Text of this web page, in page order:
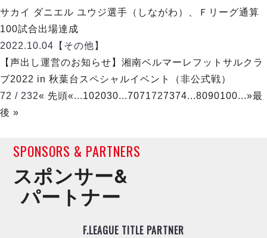
デウソン神戸
ポルセイド浜田
ミラクルスマイル新居浜
サカイ ダニエル ユウジ選手（しながわ）、Ｆリーグ通算
100試合出場達成
2022.10.04 【その他】
【声出し運営のお知らせ】湘南ベルマーレフットサルクラ
ブ2022 in 秋葉台スペシャルイベント（非公式戦）
72 / 232« 先頭«...102030...7071727374...8090100...»最
後 »
SPONSORS & PARTNERS
スポンサー&
パートナー
F.LEAGUE TITLE PARTNER